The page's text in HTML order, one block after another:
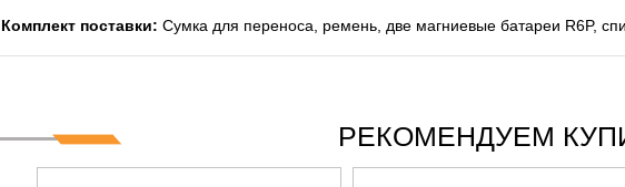
Комплект поставки: Сумка для переноса, ремень, две магниевые батареи R6P,
РЕКОМЕНДУЕМ